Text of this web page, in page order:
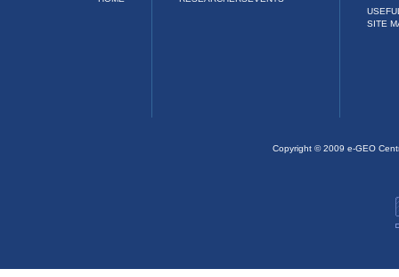
SITE
Copyright © 2009 e-GEO